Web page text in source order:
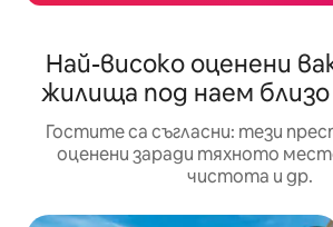
Най-високо оценени
жилища под наем
Гостите са съгласни: тези
оценени заради тяхното
чистота и др.